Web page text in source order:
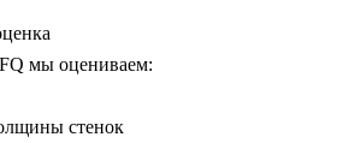
мы оцениваем:
стенок